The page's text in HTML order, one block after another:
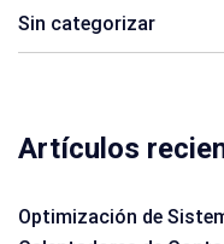
Sin categorizar
Artículos
Optimización de